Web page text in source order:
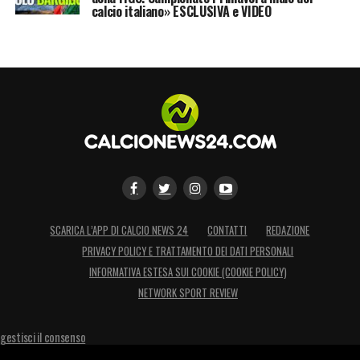
Vanno formati degli ex calciatori, che
LA PLAYLIST DELLE NOSTRE TOP NEWS
calcio italiano» ESCLUSIVA e VIDEO
SCARICA L’APP DI CALCIO NEWS 24 CONTATTI
REDAZIONE
PRIVACY POLICY E TRATTAMENTO DEI DATI PERSONALI
INFORMATIVA ESTESA SUI COOKIE (COOKIE POLICY)
NETWORK SPORT REVIEW
gestisci il consenso